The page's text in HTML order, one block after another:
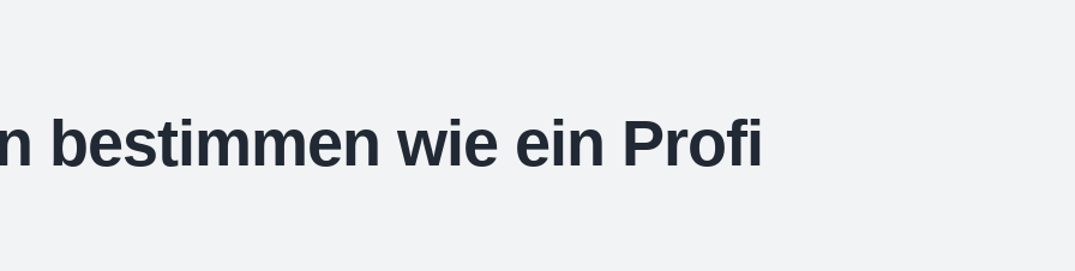
bestimmen wie ein Profi